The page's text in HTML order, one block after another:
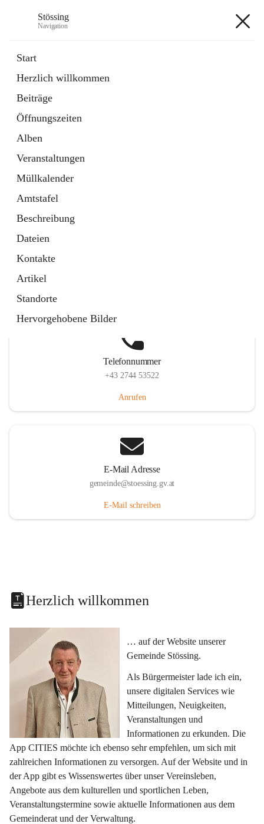
Stössing
Navigation
Start
Herzlich willkommen
Beiträge
Öffnungszeiten
Alben
Veranstaltungen
Müllkalender
Amtstafel
Beschreibung
Dateien
Kontakte
Artikel
Standorte
Hervorgehobene Bilder
Datei
in
Tab
Kindergarten
öffnet
in
neuem
Tab
Telefonnummer
+43 2744 53522
Anrufen
E-Mail Adresse
gemeinde@stoessing.gv.at
E-Mail schreiben
Herzlich willkommen
… auf der Website unserer
Gemeinde Stössing.
Als Bürgermeister lade ich ein,
unsere digitalen Services wie
Mitteilungen, Neuigkeiten,
Veranstaltungen und
Informationen zu erkunden. Die
App CITIES möchte ich ebenso sehr empfehlen, um sich mit
zahlreichen Informationen zu versorgen. Auf der Website und in
der App gibt es Wissenswertes über unser Vereinsleben,
Angebote aus dem kulturellen und sportlichen Leben,
Veranstaltungstermine sowie aktuelle Informationen aus dem
Gemeinderat und der Verwaltung.